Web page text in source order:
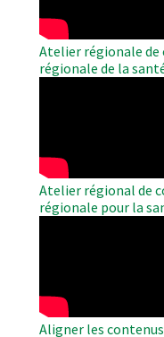
Atelier régionale de
régionale de la
Atelier régional de
régionale pour la
Aligner les